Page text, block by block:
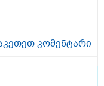
კომენტარი